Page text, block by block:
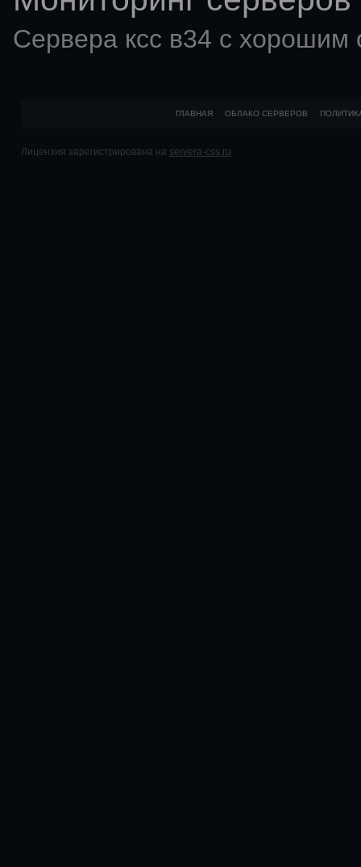
Сервера ксс в34 с хорошим
ГЛАВНАЯ ОБЛАКО СЕРВЕРОВ
Лицензия зарегистрирована на servera-css.ru